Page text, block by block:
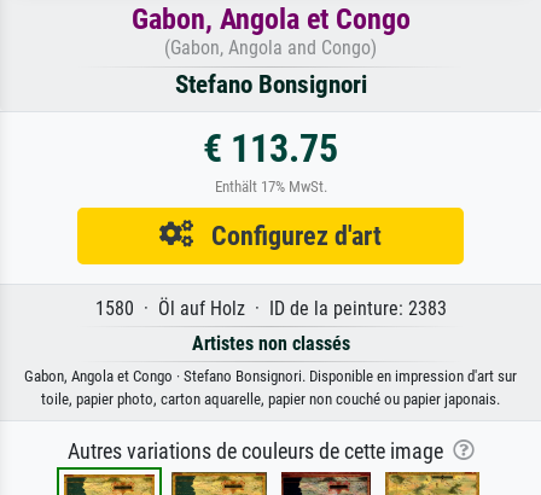
Gabon, Angola et Congo
(Gabon, Angola and Congo)
Stefano Bonsignori
€ 113.75
Enthält 17% MwSt.
Configurez d'art
1580 · Öl auf Holz · ID de la peinture: 2383
Artistes non classés
Gabon, Angola et Congo · Stefano Bonsignori. Disponible en impression d'art sur
toile, papier photo, carton aquarelle, papier non couché ou papier japonais.
Autres variations de couleurs de cette image